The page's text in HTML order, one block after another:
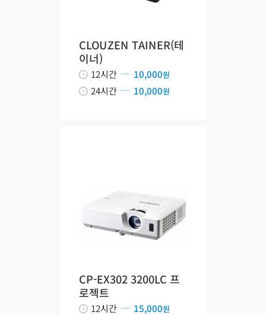
CLOUZEN TAINER(테
이너)
12시간 10,000원
24시간 10,000원
CP-EX302 3200LC 프
로젝트
12시간 15,000원